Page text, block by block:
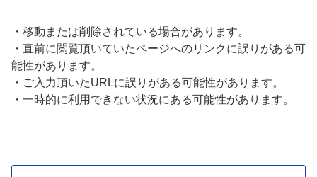
・ 移動または削除されている場合があります。
・ 直前に閲覧頂いていたページへのリンクに誤りがある可
能性があります。
・ ご入力頂いたURLに誤りがある可能性があります。
・ 一時的に利用できない状況にある可能性があります。